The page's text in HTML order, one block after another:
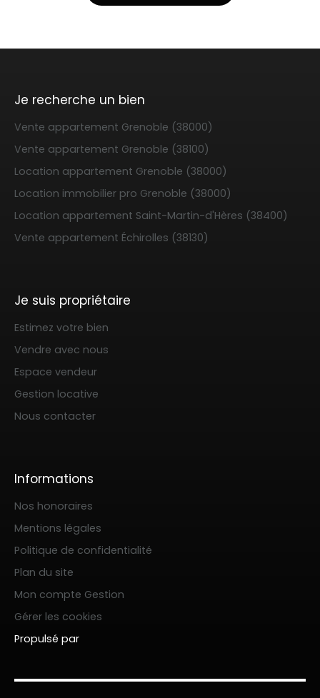
Je recherche un bien
Vente appartement Grenoble (38000)
Vente appartement Grenoble (38100)
Location appartement Grenoble (38000)
Location immobilier pro Grenoble (38000)
Location appartement Saint-Martin-d'Hères (38400)
Vente appartement Échirolles (38130)
Je suis propriétaire
Estimez votre bien
Vendre avec nous
Espace vendeur
Gestion locative
Nous contacter
Informations
Nos honoraires
Mentions légales
Politique de confidentialité
Plan du site
Mon compte Gestion
Gérer les cookies
Propulsé par